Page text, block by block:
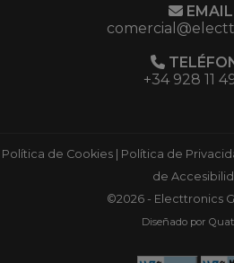
EMAIL
+34 928 11
Política de Cookies Política de
de
©2026 - Electtronics
Diseñado por